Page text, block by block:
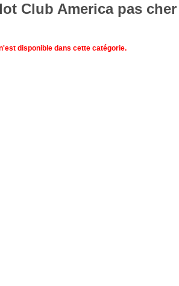
Club America pas cher
disponible dans cette catégorie.